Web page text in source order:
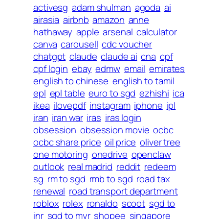
activesg adam shulman agoda ai
airasia airbnb amazon anne
hathaway apple arsenal calculator
canva carousell cdc voucher
chatgpt claude claude ai cna cpf
cpf login ebay edmw email emirates
english to chinese english to tamil
epl epl table euro to sgd ezhishi ica
ikea ilovepdf instagram iphone ipl
iran iran war iras iras login
obsession obsession movie ocbc
ocbc share price oil price oliver tree
one motoring onedrive openclaw
outlook real madrid reddit redeem
sg rm to sgd rmb to sgd road tax
renewal road transport department
roblox rolex ronaldo scoot sgd to
inr sgd to myr shopee singapore